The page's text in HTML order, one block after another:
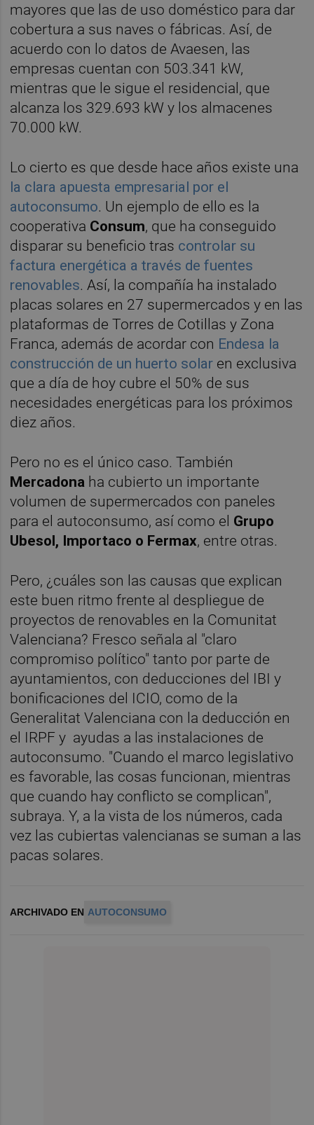
mayores que las de uso doméstico para dar
cobertura a sus naves o fábricas. Así, de
acuerdo con lo datos de Avaesen, las
empresas cuentan con 503.341 kW,
mientras que le sigue el residencial, que
alcanza los 329.693 kW y los almacenes
70.000 kW.
Lo cierto es que desde hace años existe una
la clara apuesta empresarial por el
autoconsumo. Un ejemplo de ello es la
cooperativa Consum, que ha conseguido
disparar su beneficio tras controlar su
factura energética a través de fuentes
renovables. Así, la compañía ha instalado
placas solares en 27 supermercados y en las
plataformas de Torres de Cotillas y Zona
Franca, además de acordar con Endesa la
construcción de un huerto solar en exclusiva
que a día de hoy cubre el 50% de sus
necesidades energéticas para los próximos
diez años.
Pero no es el único caso. También
Mercadona ha cubierto un importante
volumen de supermercados con paneles
para el autoconsumo, así como el Grupo
Ubesol, Importaco o Fermax, entre otras.
Pero, ¿cuáles son las causas que explican
este buen ritmo frente al despliegue de
proyectos de renovables en la Comunitat
Valenciana? Fresco señala al "claro
compromiso político" tanto por parte de
ayuntamientos, con deducciones del IBI y
bonificaciones del ICIO, como de la
Generalitat Valenciana con la deducción en
el IRPF y ayudas a las instalaciones de
autoconsumo. "Cuando el marco legislativo
es favorable, las cosas funcionan, mientras
que cuando hay conflicto se complican",
subraya. Y, a la vista de los números, cada
vez las cubiertas valencianas se suman a las
pacas solares.
ARCHIVADO EN AUTOCONSUMO